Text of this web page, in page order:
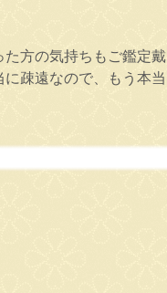
方の気持ちもご鑑定
疎遠なので、もう本